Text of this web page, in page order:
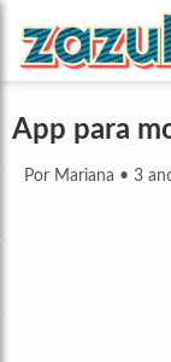
App para
Por Mariana • 3